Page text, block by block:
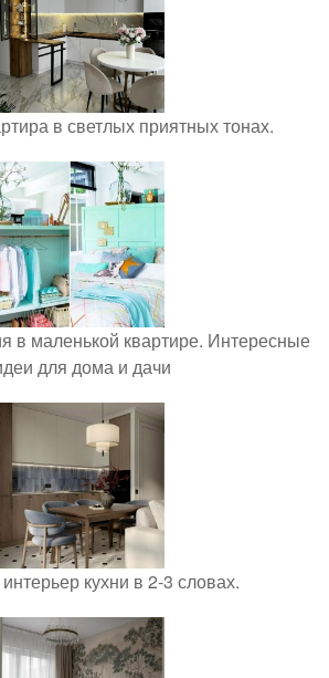
в светлых приятных тонах.
в маленькой квартире. Интересные
для дома и дачи
кухни в 2-3 словах.